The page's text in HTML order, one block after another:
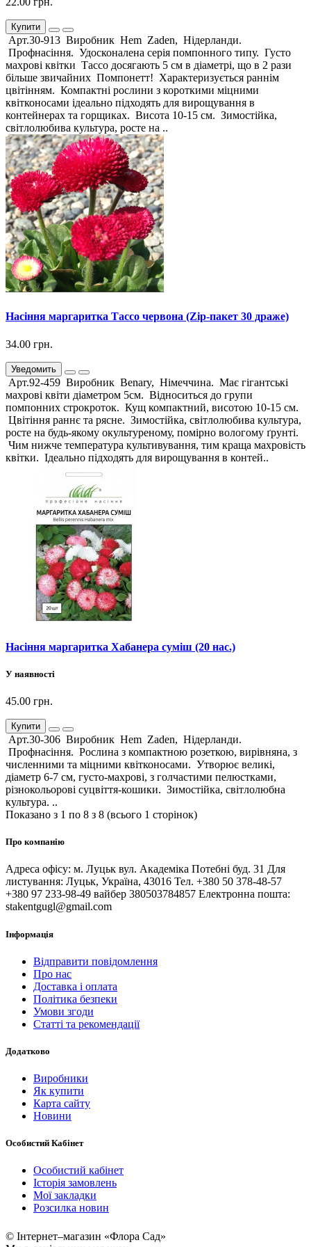
Купити
Арт.30-913 Виробник Hem Zaden, Нідерланди.
Профнасіння. Удосконалена серія помпонного типу. Густо
махрові квітки Тассо досягають 5 см в діаметрі, що в 2 рази
більше звичайних Помпонетт! Характеризується раннім
цвітінням. Компактні рослини з короткими міцними
квітконосами ідеально підходять для вирощування в
контейнерах та горщиках. Висота 10-15 см. Зимостійка,
світлолюбива культура, росте на ..
Насіння маргаритка Тассо червона (Zip-пакет 30 драже)
34.00 грн.
Уведомить
Арт.92-459 Виробник Benary, Німеччина. Має гігантські
махрові квіти діаметром 5см. Відноситься до групи
помпонних строкроток. Кущ компактний, висотою 10-15 см.
Цвітіння раннє та рясне. Зимостійка, світлолюбива культура,
росте на будь-якому окультуреному, помірно вологому ґрунті.
Чим нижче температура культивування, тим краща махровість
квітки. Ідеально підходять для вирощування в контей..
Насіння маргаритка Хабанера суміш (20 нас.)
У наявності
45.00 грн.
Купити
Арт.30-306 Виробник Hem Zaden, Нідерланди.
Профнасіння. Рослина з компактною розеткою, вирівняна, з
численними та міцними квітконосами. Утворює великі,
діаметр 6-7 см, густо-махрові, з голчастими пелюстками,
різнокольорові суцвіття-кошики. Зимостійка, світлолюбна
культура. ..
Показано з 1 по 8 з 8 (всього 1 сторінок)
Про компанію
Адреса офісу: м. Луцьк вул. Академіка Потебні буд. 31 Для
листування: Луцьк, Україна, 43016 Тел. +380 50 378-48-57
+380 97 233-98-49 вайбер 380503784857 Електронна пошта:
stakentgugl@gmail.com
Інформація
Відправити повідомлення
Про нас
Доставка і оплата
Політика безпеки
Умови згоди
Статті та рекомендації
Додатково
Виробники
Як купити
Карта сайту
Новини
Особистий Кабінет
Особистий кабінет
Історія замовлень
Мої закладки
Розсилка новин
© Інтернет–магазин «Флора Сад»